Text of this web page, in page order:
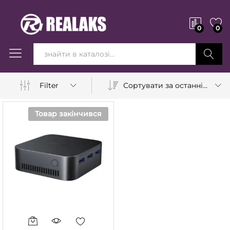
0 0
Вперед!
Filter
Сортувати за останніми
Товар закінчився